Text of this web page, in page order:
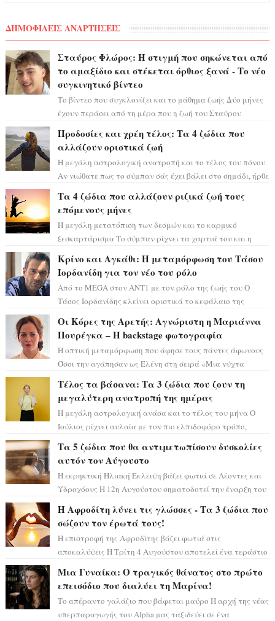
ΔΗΜΟΦΙΛΕΙΣ ΑΝΑΡΤΗΣΕΙΣ
Σταύρος Φλώρος: Η στιγμή που σηκώνεται από
το αμαξίδιο και στέκεται όρθιος ξανά - Το νέο
συγκινητικό βίντεο
Το βίντεο που συγκλονίζει και το μάθημα ζωής Δύο μήνες
έχουν περάσει από τη μέρα που η ζωή του Σταύρου
Προδοσίες και χρέη τέλος: Τα 4 ζώδια που
αλλάζουν οριστικά ζωή
Η μεγάλη αστρολογική ανατροπή και το τέλος του πόνου
Αν νιώθατε πως το σύμπαν σάς έχει βάλει στο σημάδι, ήρθε
Τα 4 ζώδια που αλλάζουν ριζικά ζωή τους
επόμενους μήνες
Η μεγάλη μετατόπιση των δεσμών και το καρμικό
ξεσκαρτάρισμα Το σύμπαν ρίχνει τα χαρτιά του και η
Κρίνο και Αγκάθι: Η μεταμόρφωση του Τάσου
Ιορδανίδη για τον νέο του ρόλο
Από το MEGA στον ΑΝΤ1 με τον ρόλο της ζωής του Ο
Τάσος Ιορδανίδης κλείνει οριστικά το κεφάλαιο της
Οι Κόρες της Αρετής: Αγνώριστη η Μαριάννα
Πουρέγκα – H backstage φωτογραφία
Η οπτική μεταμόρφωση που άφησε τους πάντες άφωνους
Όσοι την αγάπησαν ως Ελένη στη σειρά «Μια νύχτα
Τέλος τα βάσανα: Τα 3 ζώδια που ζουν τη
μεγαλύτερη ανατροπή της ημέρας
Η μεγάλη αστρολογική ανάσα και το τέλος του μήνα Ο
Ιούλιος ρίχνει αυλαία με τον πιο ελπιδοφόρο τρόπο,
Τα 5 ζώδια που θα αντιμετωπίσουν δυσκολίες
αυτόν τον Αύγουστο
Η εκρηκτική Ηλιακή Έκλειψη βάζει φωτιά σε Λέοντες και
Υδροχόους Η 12η Αυγούστου σηματοδοτεί την έναρξη του
Η Αφροδίτη λύνει τις γλώσσες - Τα 3 ζώδια που
σώζουν τον έρωτά τους!
Η επιστροφή της Αφροδίτης βάζει φωτιά στις
αποκαλύψεις Η Τρίτη 4 Αυγούστου αποτελεί ένα τεράστιο
Μια Γυναίκα: Ο τραγικός θάνατος στο πρώτο
επεισόδιο που διαλύει τη Μαρίνα!
Το απέραντο γαλάζιο που βάφεται μαύρο Η αρχή της νέας
υπερπαραγωγής του Alpha μας ταξιδεύει σε ένα